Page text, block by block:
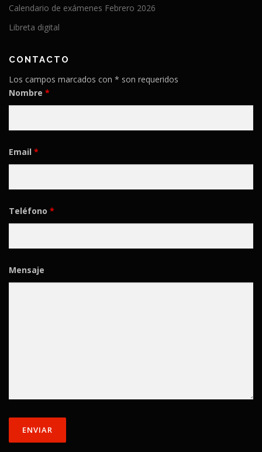
Calendario de exámenes Febrero 2026
Libreta digital
CONTACTO
Los campos marcados con * son requeridos
Nombre *
Email *
Teléfono *
Mensaje